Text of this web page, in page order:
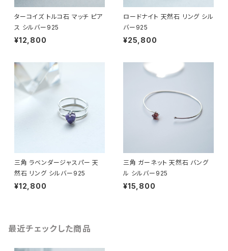
ターコイズ トルコ石 マッチ ピア
ス シルバー925
¥12,800
ロードナイト 天然石 リング シル
バー925
¥25,800
三角 ラベンダージャスパー 天
然石 リング シルバー925
¥12,800
三角 ガーネット 天然石 バング
ル シルバー925
¥15,800
最近チェックした商品